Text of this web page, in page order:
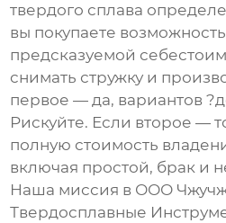
твердого сплава
вы покупаете
предсказуемой
снимать стружку и
первое — да, вариантов
Рискуйте. Если второе —
полную стоимость
включая простой, брак и
Наша миссия в ООО
Твердосплавные